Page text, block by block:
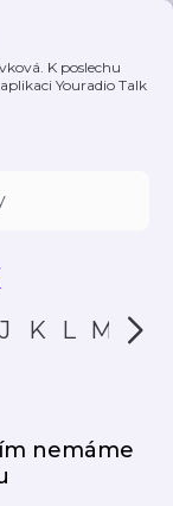
K poslechu
Youradio Talk
J K L M N
nemáme